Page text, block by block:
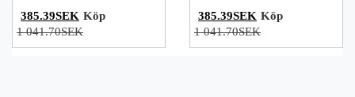
385.39SEK
1 041.70SEK
Köp
385.39SEK
1 041.70SEK
Köp